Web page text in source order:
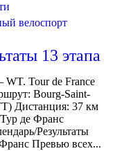
велоспорт
13 этапа
Tour de France
Bourg-Saint-
Дистанция: 37 км
де Франс
Результаты
Превью всех...